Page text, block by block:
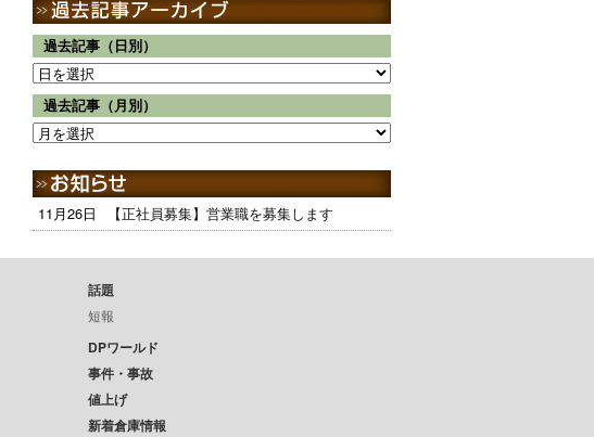
過去記事（日別）
過去記事（月別）
11月26日 【正社員募集】営業職を募集します
話題
短報
DPワールド
事件・事故
値上げ
新着倉庫情報